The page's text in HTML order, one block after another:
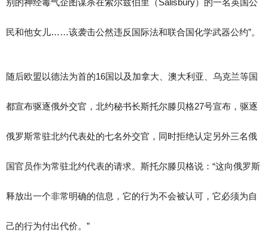
别的神经毒气企图谋杀在索尔兹伯里（Salisbury）的一名英国公
民和他女儿……该袭击公然违反国际法和联合国化学武器公约”。
随后欧盟以德法为首的16国以及加拿大、澳大利亚、乌克兰等国
都宣布驱逐俄外交官，北约秘书长斯托尔滕贝格27号宣布，驱逐
俄罗斯常驻北约代表处的七名外交官，同时拒绝认定另外三名俄
国官员作为常驻北约代表的请求。斯托尔滕贝格说：“这向俄罗斯
释放出一个非常明确的信息，它的行为不会被认可，它必须为自
己的行为付出代价。”